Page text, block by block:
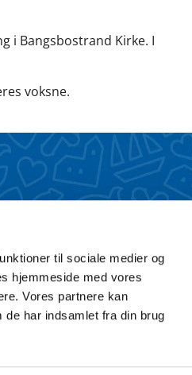
til sociale medier og
hjemmeside med vores
Vores partnere kan
har indsamlet fra din brug
i Bangsbostrand Kirke. I
voksne.